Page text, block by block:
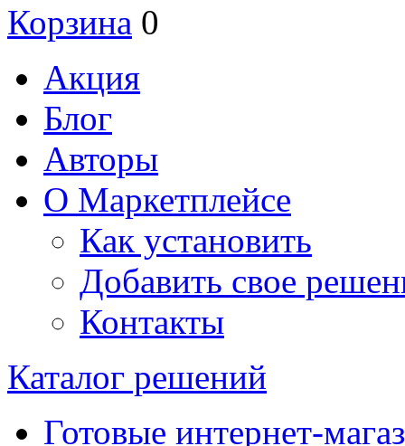
Корзина 0
Акция
Блог
Авторы
О Маркетплейсе
Как установить
Добавить свое
Контакты
Каталог решений
Готовые интернет-